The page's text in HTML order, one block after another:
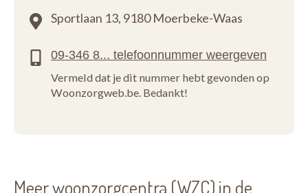
Sportlaan 13, 9180 Moerbeke-Waas
Vermeld dat je dit nummer hebt gevonden op
Woonzorgweb.be. Bedankt!
Meer woonzorgcentra (WZC) in de